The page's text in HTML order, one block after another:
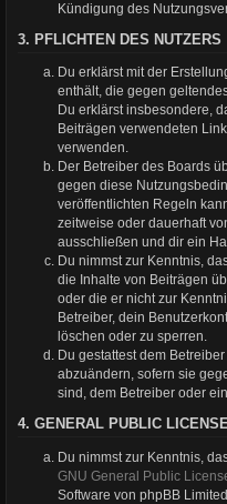
Kündigung des
3. PFLICHTEN DES NUTZERS
Du erklärst mit der
enthält, die gegen
Du erklärst insbesondere,
Beiträgen verwendeten
verwenden.
Der Betreiber des Boards
gegen diese
veröffentlichten Regeln
zeitweise oder dauerhaft
ausschließen und dir ein
Du nimmst zur Kenntnis,
die Inhalte von Beiträgen
oder die er nicht zur
Betreiber, dein
löschen oder zu sperren.
Du gestattest dem
abzuändern, sofern sie
sind, dem Betreiber oder
4. GENERAL PUBLIC
Du nimmst zur Kenntnis,
GNU General Public
Software von phpBB